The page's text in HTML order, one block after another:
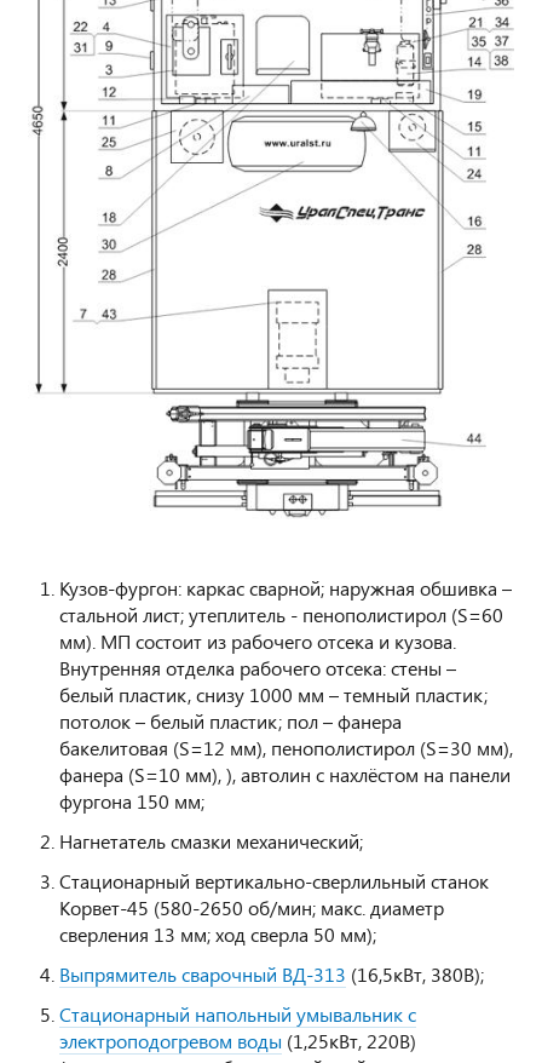
Кузов-фургон: каркас сварной; наружная обшивка –
стальной лист; утеплитель - пенополистирол (S=60
мм). МП состоит из рабочего отсека и кузова.
Внутренняя отделка рабочего отсека: стены –
белый пластик, снизу 1000 мм – темный пластик;
потолок – белый пластик; пол – фанера
бакелитовая (S=12 мм), пенополистирол (S=30 мм),
фанера (S=10 мм), ), автолин с нахлёстом на панели
фургона 150 мм;
Нагнетатель смазки механический;
Стационарный вертикально-сверлильный станок
Корвет-45 (580-2650 об/мин; макс. диаметр
сверления 13 мм; ход сверла 50 мм);
Выпрямитель сварочный ВД-313 (16,5кВт, 380В);
Стационарный напольный умывальник с
электроподогревом воды (1,25кВт, 220В)